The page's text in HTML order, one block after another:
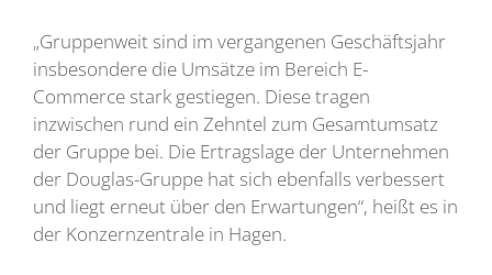
„Gruppenweit sind im vergangenen Geschäftsjahr
insbesondere die Umsätze im Bereich E-
Commerce stark gestiegen. Diese tragen
inzwischen rund ein Zehntel zum Gesamtumsatz
der Gruppe bei. Die Ertragslage der Unternehmen
der Douglas-Gruppe hat sich ebenfalls verbessert
und liegt erneut über den Erwartungen“, heißt es in
der Konzernzentrale in Hagen.